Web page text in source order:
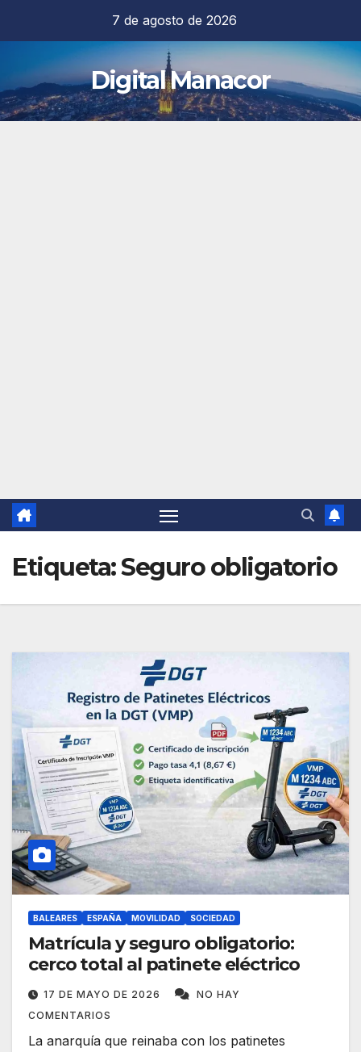
contenido
7 de agosto de 2026
Digital Manacor
Etiqueta:Seguro obligatorio
BALEARES ESPAÑA MOVILIDAD SOCIEDAD
Matrícula y seguro obligatorio:
cerco total al patinete eléctrico
17 DE MAYO DE 2026
NO HAY
COMENTARIOS
La anarquía que reinaba con los patinetes